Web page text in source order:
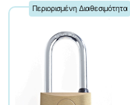
Περιορισμένη Διαθεσιμότητα